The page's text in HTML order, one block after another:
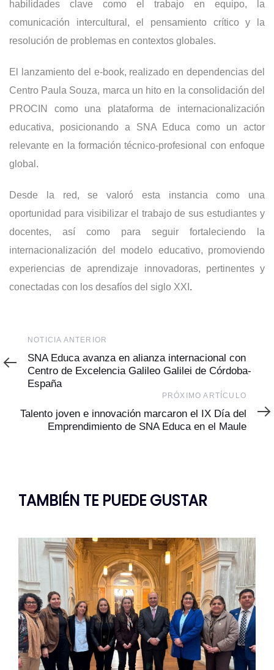
habilidades clave como el trabajo en equipo, la
comunicación intercultural, el pensamiento crítico y la
resolución de problemas en contextos globales.
El lanzamiento del e-book, realizado en dependencias del
Centro Paula Souza, marca un hito en la consolidación del
PROCIN como una plataforma de internacionalización
educativa, posicionando a SNA Educa como un actor
relevante en la formación técnico-profesional con enfoque
global.
Desde la red, se valoró esta instancia como una
oportunidad para visibilizar el trabajo de sus estudiantes y
docentes, así como para seguir fortaleciendo la
internacionalización del modelo educativo, promoviendo
experiencias de aprendizaje innovadoras, pertinentes y
conectadas con los desafíos del siglo XXI .
Noticia
Anterior
NOTICIA ANTERIOR
SNA Educa avanza en alianza internacional con
Centro de Excelencia Galileo Galilei de Córdoba-
España
Artículo
PRÓXIMO ARTÍCULO
Talento joven e innovación marcaron el IX Día del
Emprendimiento de SNA Educa en el Maule
TAMBIÉN TE PUEDE GUSTAR